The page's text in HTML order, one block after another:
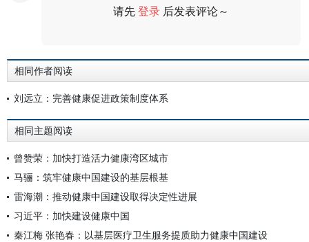
请先登录 后发表评论～
相同作者阅读
刘远立：完善健康促进政策制度体系
相同主题阅读
曾赞荣：加快打造活力健康湾区城市
马骊：筑牢健康中国建设的基层根基
雷海潮：推动健康中国建设取得决定性进展
习近平：加快建设健康中国
秦江梅 张艳春：以基层医疗卫生服务提质助力健康中国建设